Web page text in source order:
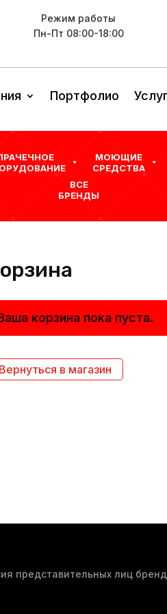
Режим работы
Пн-Пт 08:00-18:00
Портфолио
МОЮЩИЕ
СРЕДСТВА
ВСЕ
БРЕНДЫ
корзина пока пуста.
Вернуться в магазин
представительных лиц